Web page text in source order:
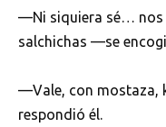
—Ni siquiera sé… nos
salchichas —se
—Vale, con mostaza,
respondió él.